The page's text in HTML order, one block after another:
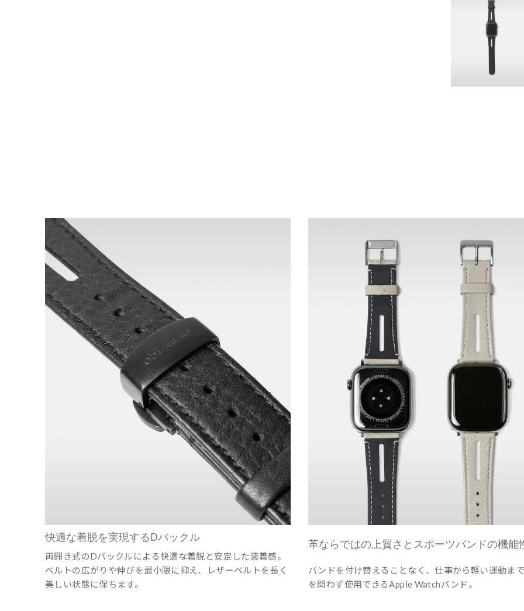
快適な着脱を実現するDバックル
両開き式のDバックルによる快適な着脱と安定した装着感。
ベルトの広がりや伸びを最小限に抑え、レザーベルトを長く
美しい状態に保ちます。
革ならではの上質さとスポーツバンドの機能
バンドを付け替えることなく、仕事から軽い運動ま
を問わず使用できるApple Watchバンド。